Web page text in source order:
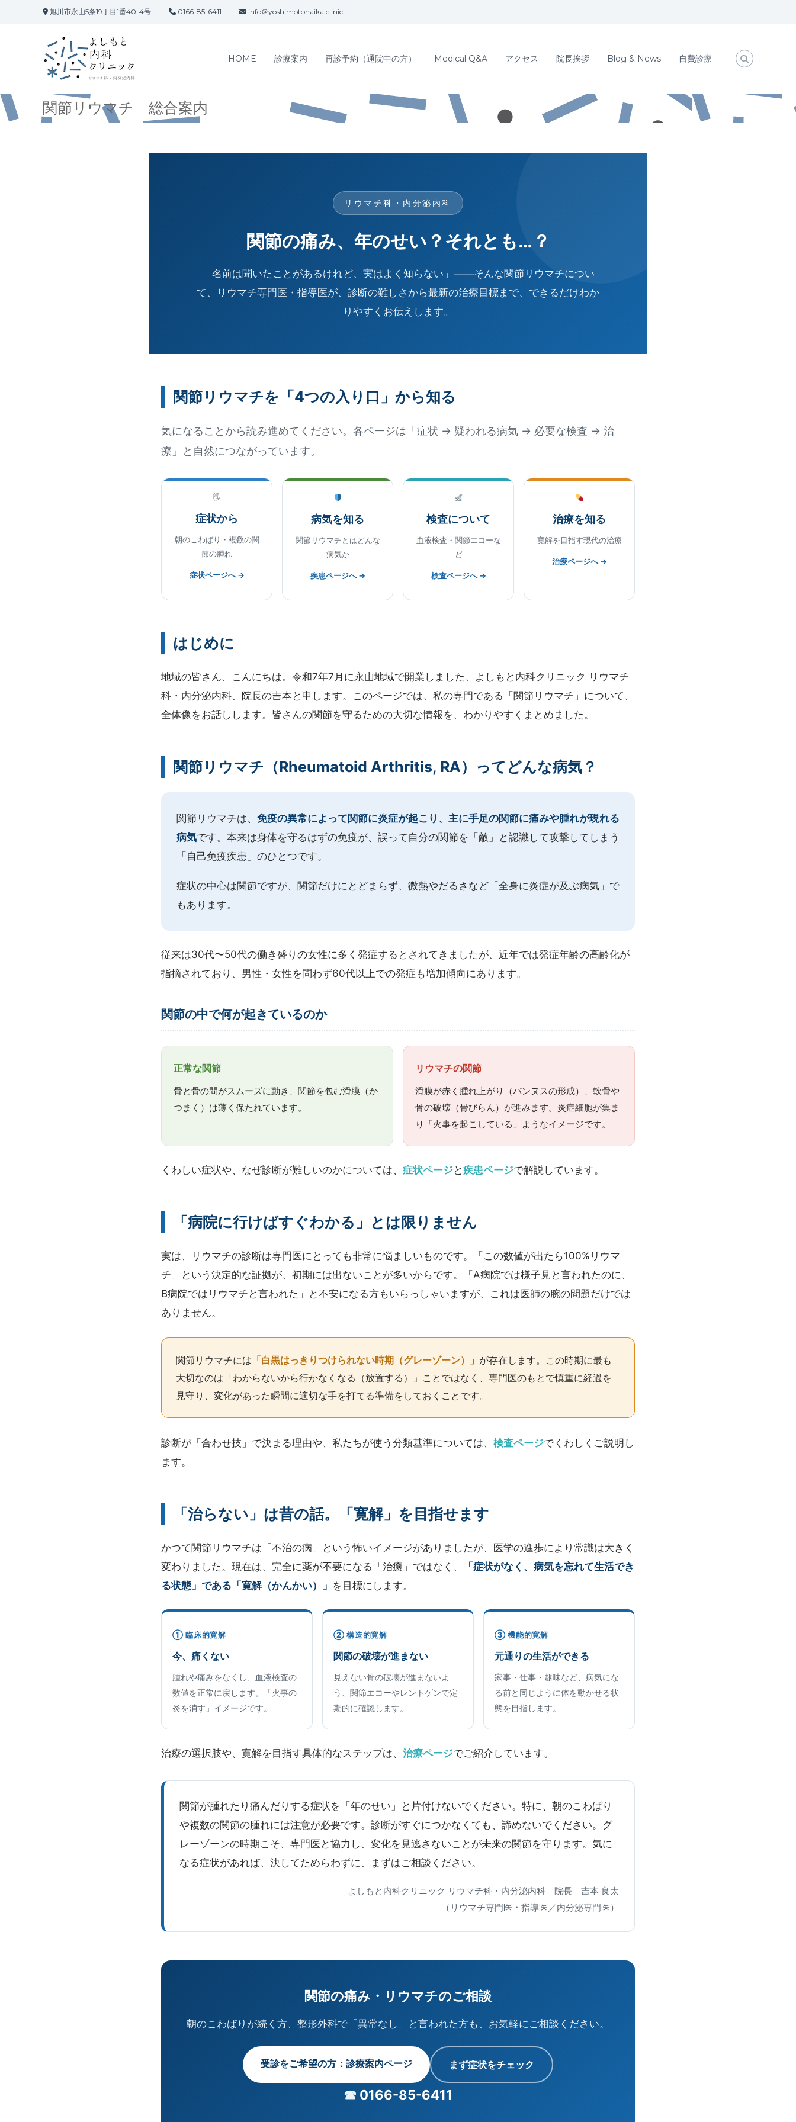
キ
ッ
プ
旭川市永山5条19丁目1番40-4号 0166-85-6411 info＠yoshimotonaika.clinic
HOME 診療案内 再診予約（通院中の方） Medical Q&A アクセス 院長挨拶 Blog & News 自費診療
関節リウマチ 総合案内
リウマチ科・内分泌内科
関節の痛み、年のせい？それとも…？
「名前は聞いたことがあるけれど、実はよく知らない」——そんな関節リウマチについ
て、リウマチ専門医・指導医が、診断の難しさから最新の治療目標まで、できるだけわか
りやすくお伝えします。
関節リウマチを「4つの入り口」から知る
気になることから読み進めてください。各ページは「症状 → 疑われる病気 → 必要な検査 → 治
療」と自然につながっています。
🖐️
症状から
朝のこわばり・複数の関
節の腫れ
症状ページへ →
病気を知る
関節リウマチとはどんな
病気か
疾患ページへ →
検査について
血液検査・関節エコーな
ど
検査ページへ →
治療を知る
寛解を目指す現代の治療
治療ページへ →
はじめに
地域の皆さん、こんにちは。令和7年7月に永山地域で開業しました、よしもと内科クリニック リウマチ
科・内分泌内科、院長の吉本と申します。このページでは、私の専門である「関節リウマチ」について、
全体像をお話しします。皆さんの関節を守るための大切な情報を、わかりやすくまとめました。
関節リウマチ（Rheumatoid Arthritis, RA）ってどんな病気？
関節リウマチは、 免疫の異常によって関節に炎症が起こり、主に手足の関節に痛みや腫れが現れる
病気です。本来は身体を守るはずの免疫が、誤って自分の関節を「敵」と認識して攻撃してしまう
「自己免疫疾患」のひとつです。
症状の中心は関節ですが、関節だけにとどまらず、微熱やだるさなど「全身に炎症が及ぶ病気」で
もあります。
従来は30代〜50代の働き盛りの女性に多く発症するとされてきましたが、近年では発症年齢の高齢化が
指摘されており、男性・女性を問わず60代以上での発症も増加傾向にあります。
関節の中で何が起きているのか
正常な関節
骨と骨の間がスムーズに動き、関節を包む滑膜（か
つまく）は薄く保たれています。
リウマチの関節
滑膜が赤く腫れ上がり（パンヌスの形成）、軟骨や
骨の破壊（骨びらん）が進みます。炎症細胞が集ま
り「火事を起こしている」ようなイメージです。
くわしい症状や、なぜ診断が難しいのかについては、 症状ページと疾患ページで解説しています。
「病院に行けばすぐわかる」とは限りません
実は、リウマチの診断は専門医にとっても非常に悩ましいものです。「この数値が出たら100%リウマ
チ」という決定的な証拠が、初期には出ないことが多いからです。「A病院では様子見と言われたのに、
B病院ではリウマチと言われた」と不安になる方もいらっしゃいますが、これは医師の腕の問題だけでは
ありません。
関節リウマチには 「白黒はっきりつけられない時期（グレーゾーン）」 が存在します。この時期に最も
大切なのは「わからないから行かなくなる（放置する）」ことではなく、専門医のもとで慎重に経過を
見守り、変化があった瞬間に適切な手を打てる準備をしておくことです。
診断が「合わせ技」で決まる理由や、私たちが使う分類基準については、 検査ページでくわしくご説明し
ます。
「治らない」は昔の話。「寛解」を目指せます
かつて関節リウマチは「不治の病」という怖いイメージがありましたが、医学の進歩により常識は大きく
変わりました。現在は、完全に薬が不要になる「治癒」ではなく、
「症状がなく、病気を忘れて生活でき
る状態」である「寛解（かんかい）」 を目標にします。
① 臨床的寛解
今、痛くない
腫れや痛みをなくし、血液検査の
数値を正常に戻します。「火事の
炎を消す」イメージです。
② 構造的寛解
関節の破壊が進まない
見えない骨の破壊が進まないよ
う、関節エコーやレントゲンで定
期的に確認します。
③ 機能的寛解
元通りの生活ができる
家事・仕事・趣味など、病気にな
る前と同じように体を動かせる状
態を目指します。
治療の選択肢や、寛解を目指す具体的なステップは、 治療ページでご紹介しています。
関節が腫れたり痛んだりする症状を「年のせい」と片付けないでください。特に、朝のこわばり
や複数の関節の腫れには注意が必要です。診断がすぐにつかなくても、諦めないでください。グ
レーゾーンの時期こそ、専門医と協力し、変化を見逃さないことが未来の関節を守ります。気に
なる症状があれば、決してためらわずに、まずはご相談ください。
よしもと内科クリニック リウマチ科・内分泌内科 院長 吉本 良太
（リウマチ専門医・指導医／内分泌専門医）
関節の痛み・リウマチのご相談
朝のこわばりが続く方、整形外科で「異常なし」と言われた方も、お気軽にご相談ください。
受診をご希望の方：診療案内ページ まず症状をチェック
☎ 0166-85-6411